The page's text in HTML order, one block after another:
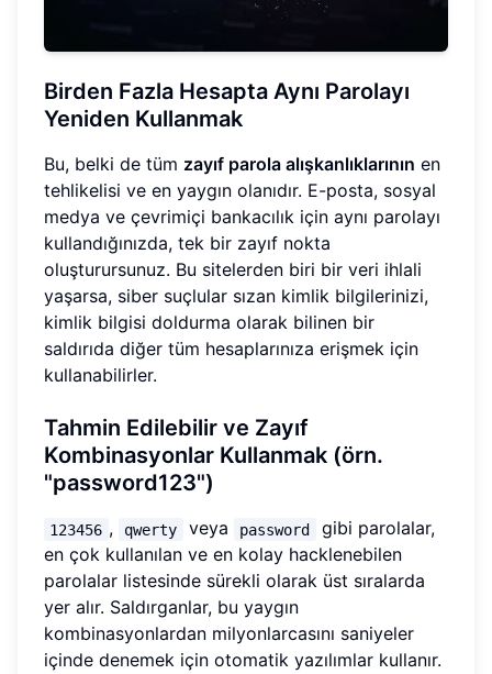
Birden Fazla Hesapta Aynı Parolayı
Yeniden Kullanmak
Bu, belki de tüm zayıf parola alışkanlıklarının en
tehlikelisi ve en yaygın olanıdır. E-posta, sosyal
medya ve çevrimiçi bankacılık için aynı parolayı
kullandığınızda, tek bir zayıf nokta
oluşturursunuz. Bu sitelerden biri bir veri ihlali
yaşarsa, siber suçlular sızan kimlik bilgilerinizi,
kimlik bilgisi doldurma olarak bilinen bir
saldırıda diğer tüm hesaplarınıza erişmek için
kullanabilirler.
Tahmin Edilebilir ve Zayıf
Kombinasyonlar Kullanmak (örn.
"password123")
123456 , qwerty veya password
gibi parolalar,
en çok kullanılan ve en kolay hacklenebilen
parolalar listesinde sürekli olarak üst sıralarda
yer alır. Saldırganlar, bu yaygın
kombinasyonlardan milyonlarcasını saniyeler
içinde denemek için otomatik yazılımlar kullanır.